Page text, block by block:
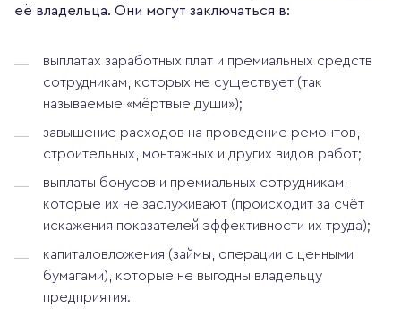
её владельца. Они могут заключаться в:
выплатах заработных плат и премиальных средств
сотрудникам, которых не существует (так
называемые «мёртвые души»);
завышение расходов на проведение ремонтов,
строительных, монтажных и других видов работ;
выплаты бонусов и премиальных сотрудникам,
которые их не заслуживают (происходит за счёт
искажения показателей эффективности их труда);
капиталовложения (займы, операции с ценными
бумагами), которые не выгодны владельцу
предприятия.